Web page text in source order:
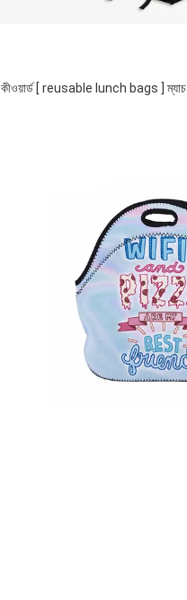
কীওয়ার্ড [ reusable lunch bags ] ম্যাচ